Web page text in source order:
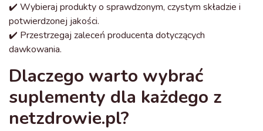
✔️ Wybieraj produkty o sprawdzonym, czystym składzie i
potwierdzonej jakości.
✔️ Przestrzegaj zaleceń producenta dotyczących
dawkowania.
Dlaczego warto wybrać
suplementy dla każdego z
netzdrowie.pl?